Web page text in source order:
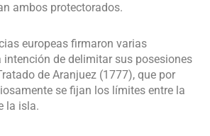
ambos protectorados.
europeas firmaron varias
intención de delimitar sus posesiones
de Aranjuez (1777), que por
se fijan los límites entre la
la isla.